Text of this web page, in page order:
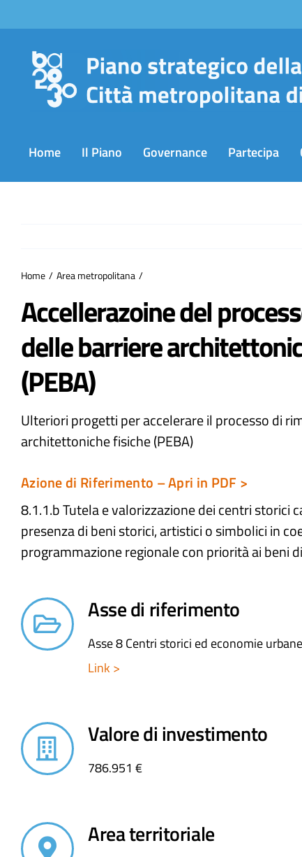
al
contenuto
Home Il Piano Governance Partecipa
Home Area metropolitana
Accellerazoine del
delle barriere
(PEBA)​
Ulteriori progetti per accelerare il processo di
architettoniche fisiche (PEBA)​
Azione di Riferimento – Apri in PDF >
8.1.1.b Tutela e valorizzazione dei centri storici
presenza di beni storici, artistici o simbolici in
programmazione regionale con priorità ai beni
Asse di riferimento
Asse 8 Centri storici ed economie
Link >
Valore di investimento
786.951 €
Area territoriale